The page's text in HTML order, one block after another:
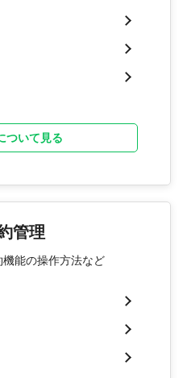
ついて見る
管理
機能の操作方法など